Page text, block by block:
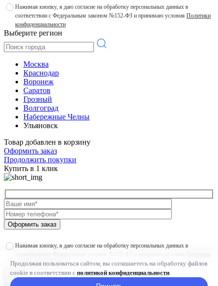
Нажимая кнопку, я даю согласие на обработку персональных данных в
соответствии с Федеральным законом №152-ФЗ и принимаю условия Политики
конфиденциальности
Выберите регион
Москва
Краснодар
Воронеж
Саратов
Грозный
Волгоград
Набережные Челны
Ульяновск
Товар добавлен в корзину
Оформить заказ
Продолжить покупки
Купить в 1 клик
Оформить заказ
Нажимая кнопку, я даю согласие на обработку персональных данных в
конфиденциальности
Продолжая пользоваться сайтом, вы соглашаетесь на обработку файлов
cookie в соответствии с политикой конфиденциальности.
×